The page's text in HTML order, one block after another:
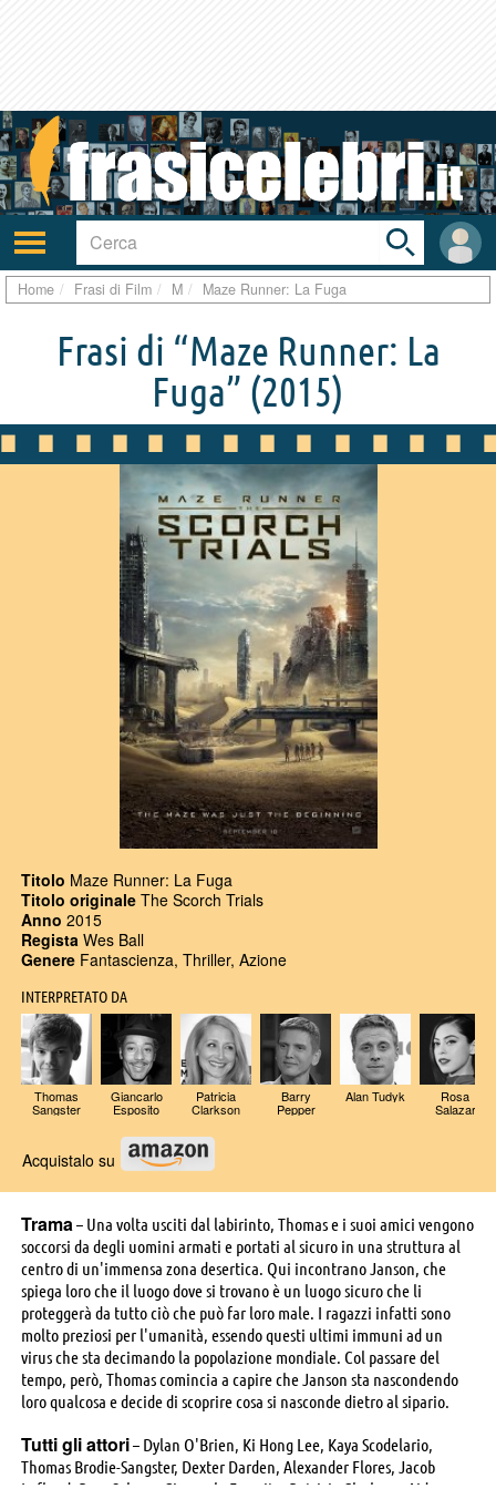
Attiva/disattiva
navigazione
User
area
Toggle
search
bar
Home Frasi di Film M Maze Runner: La Fuga
Frasi di “Maze Runner: La
Fuga” (2015)
Titolo Maze Runner: La Fuga
Titolo originale The Scorch Trials
Anno 2015
Regista Wes Ball
Genere Fantascienza, Thriller, Azione
INTERPRETATO DA
Thomas
Sangster
Giancarlo
Esposito
Patricia
Clarkson
Barry
Pepper
Alan Tudyk Rosa
Salazar
Acquistalo su
Trama– Una volta usciti dal labirinto, Thomas e i suoi amici vengono
soccorsi da degli uomini armati e portati al sicuro in una struttura al
centro di un'immensa zona desertica. Qui incontrano Janson, che
spiega loro che il luogo dove si trovano è un luogo sicuro che li
proteggerà da tutto ciò che può far loro male. I ragazzi infatti sono
molto preziosi per l'umanità, essendo questi ultimi immuni ad un
virus che sta decimando la popolazione mondiale. Col passare del
tempo, però, Thomas comincia a capire che Janson sta nascondendo
loro qualcosa e decide di scoprire cosa si nasconde dietro al sipario.
Tutti gli attori– Dylan O'Brien, Ki Hong Lee, Kaya Scodelario,
Thomas Brodie-Sangster, Dexter Darden, Alexander Flores, Jacob